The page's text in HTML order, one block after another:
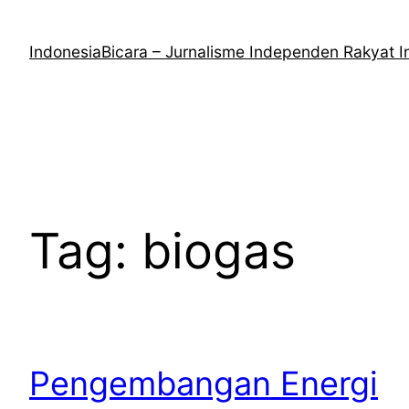
kontenIndonesiaBicara – Jurnalisme Independen Rakyat
Tag: biogas
Pengembangan Energi